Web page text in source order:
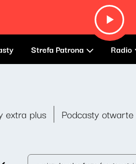
Strefa Patrona Radio
extra plus Podcasty otwarte